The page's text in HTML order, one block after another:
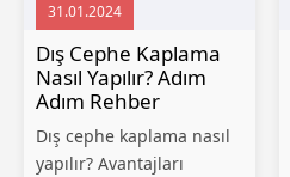
kullanılan bir
malzemedir. Bu blog...
31.01.2024
Dış Cephe Kaplama
Nasıl Yapılır? Adım
Adım Rehber
Dış cephe kaplama nasıl
yapılır? Avantajları